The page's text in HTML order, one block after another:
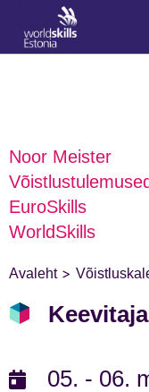
Noor Meister
Võistlustulemused
EuroSkills
WorldSkills
Avaleht>
Keevitaja
05. - 06.